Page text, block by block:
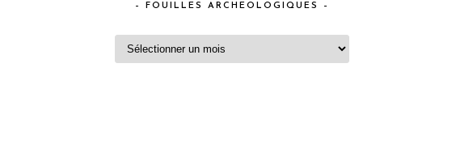
– FOUILLES ARCHEOLOGIQUES –